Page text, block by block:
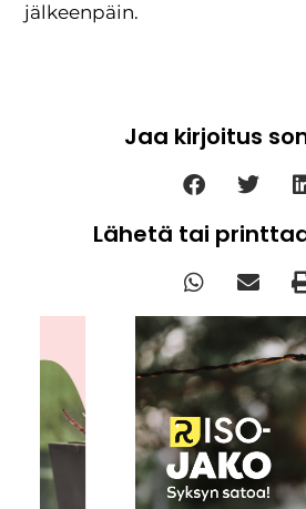
jälkeenpäin.
Jaa kirjoitus
Lähetä tai